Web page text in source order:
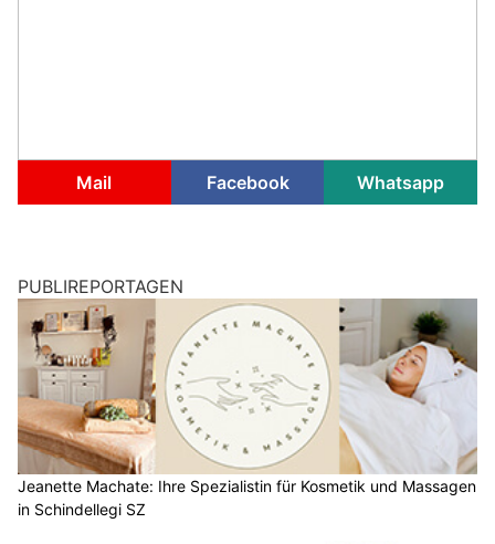
Mail Facebook Whatsapp
PUBLIREPORTAGEN
Jeanette Machate: Ihre Spezialistin für Kosmetik und Massagen
in Schindellegi SZ